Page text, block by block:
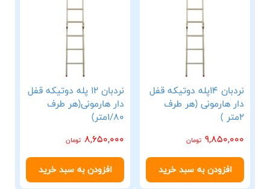
نردبان 14پله دوتیکه قفل
دار هارمونی (هر طرف
2متر )
9,850,000 تومان
افزودن به سبد خرید
نردبان 12 پله دوتیکه قفل
دار هارمونی(هر طرف
1/80متر)
8,650,000 تومان
افزودن به سبد خرید